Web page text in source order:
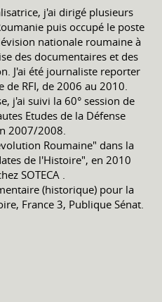
j'ai dirigé plusieurs
puis occupé le poste
nationale roumaine à
des documentaires et des
J'ai été journaliste reporter
RFI, de 2006 au 2010.
j'ai suivi la 60° session de
Etudes de la Défense
2007/2008.
Roumaine" dans la
de l'Histoire", en 2010
SOTECA .
(historique) pour la
France 3, Publique Sénat.